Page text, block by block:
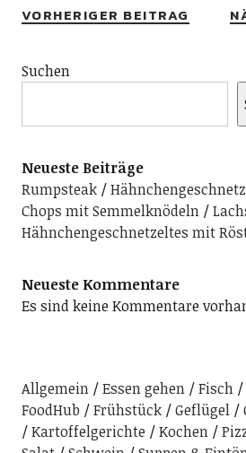
VORHERIGER BEITRAG
Suchen
Neueste Beiträge
Rumpsteak
Chops mit Semmelknödeln
Hähnchengeschnetzeltes mit
Neueste Kommentare
Es sind keine Kommentare
Allgemein Essen gehen Fisch
FoodHub
Frühstück Geflügel
Kartoffelgerichte
Kochen